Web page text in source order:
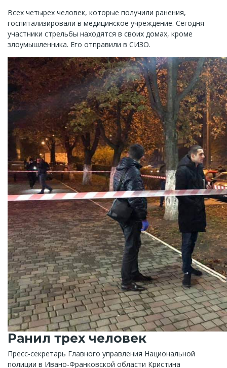
Всех четырех человек, которые получили ранения,
госпитализировали в медицинское учреждение. Сегодня
участники стрельбы находятся в своих домах, кроме
злоумышленника. Его отправили в СИЗО.
Ранил трех человек
Пресс-секретарь Главного управления Национальной
полиции в Ивано-Франковской области Кристина